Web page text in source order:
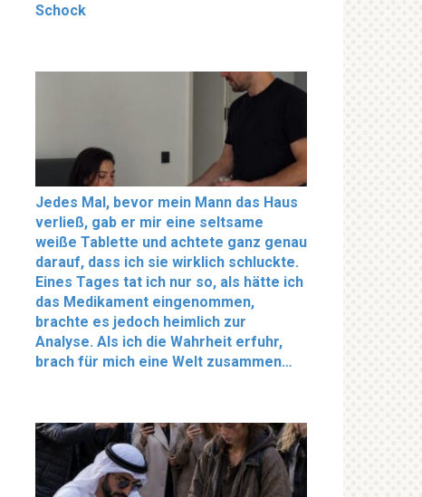
Schock
Jedes Mal, bevor mein Mann das Haus
verließ, gab er mir eine seltsame
weiße Tablette und achtete ganz genau
darauf, dass ich sie wirklich schluckte.
Eines Tages tat ich nur so, als hätte ich
das Medikament eingenommen,
brachte es jedoch heimlich zur
Analyse. Als ich die Wahrheit erfuhr,
brach für mich eine Welt zusammen…